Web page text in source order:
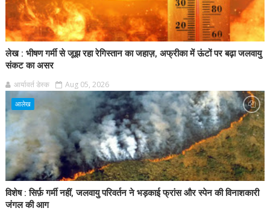
लेख : भीषण गर्मी से जूझ रहा रेगिस्तान का जहाज़, अफ्रीका में ऊंटों पर बढ़ा जलवायु
संकट का असर
आर्यावर्त डेस्क Aug 05, 2026
आलेख
विशेष : सिर्फ़ गर्मी नहीं, जलवायु परिवर्तन ने भड़काई फ्रांस और स्पेन की विनाशकारी
जंगल की आग